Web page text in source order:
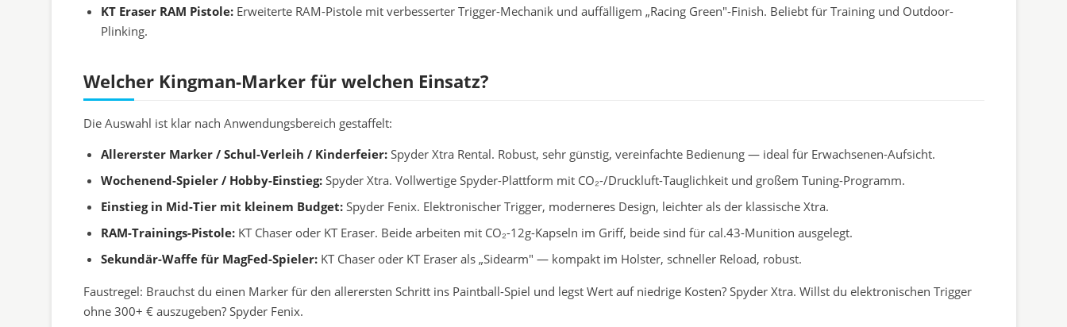
KT Eraser RAM Pistole:Erweiterte RAM-Pistole mit verbesserter Trigger-Mechanik und auffälligem „Racing Green"-Finish. Beliebt für Training und Outdoor-
Plinking.
Welcher Kingman-Marker für welchen Einsatz?
Die Auswahl ist klar nach Anwendungsbereich gestaffelt:
Allererster Marker / Schul-Verleih / Kinderfeier:Spyder Xtra Rental. Robust, sehr günstig, vereinfachte Bedienung — ideal für Erwachsenen-Aufsicht.
Wochenend-Spieler / Hobby-Einstieg:Spyder Xtra. Vollwertige Spyder-Plattform mit CO₂-/Druckluft-Tauglichkeit und großem Tuning-Programm.
Einstieg in Mid-Tier mit kleinem Budget:Spyder Fenix. Elektronischer Trigger, moderneres Design, leichter als der klassische Xtra.
RAM-Trainings-Pistole:KT Chaser oder KT Eraser. Beide arbeiten mit CO₂-12g-Kapseln im Griff, beide sind für cal.43-Munition ausgelegt.
Sekundär-Waffe für MagFed-Spieler:KT Chaser oder KT Eraser als „Sidearm" — kompakt im Holster, schneller Reload, robust.
Faustregel: Brauchst du einen Marker für den allerersten Schritt ins Paintball-Spiel und legst Wert auf niedrige Kosten? Spyder Xtra. Willst du elektronischen Trigger
ohne 300+ € auszugeben? Spyder Fenix.